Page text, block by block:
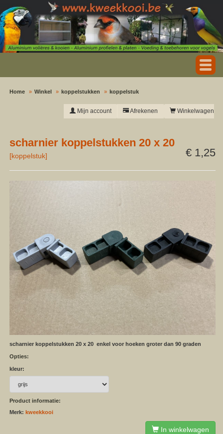
Home Winkel koppelstukken koppelstuk
Winkelwagen
Afrekenen
Mijn account
€ 1,25
scharnier koppelstukken 20 x 20
[koppelstuk]
scharnier koppelstukken 20 x 20 enkel voor hoeken groter dan 90 graden
Opties:
kleur:
Product informatie:
Merk:kweekkooi
In winkelwagen